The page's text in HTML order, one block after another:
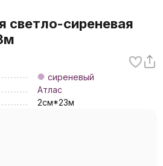
светло-сиреневая
сиреневый
Атлас
2см*23м